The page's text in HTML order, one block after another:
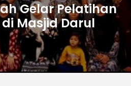
Gelar Pelatihan
Masjid Darul